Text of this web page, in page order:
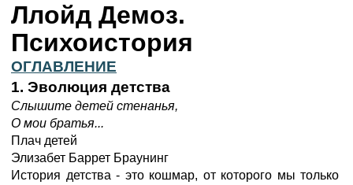
Ллойд Демоз.
Психоистория
ОГЛАВЛЕНИЕ
1. Эволюция детства
Слышите детей стенанья,
О мои братья...
Плач детей
Элизабет Баррет Браунинг
История детства - это кошмар, от которого мы только